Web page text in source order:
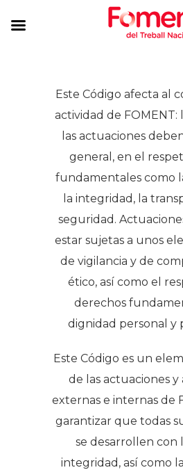
Este Código afecta al
actividad de
las actuaciones
general, en el
fundamentales como
la integridad, la
seguridad.
estar sujetas a unos
de vigilancia y de
ético, así como el
derechos
dignidad personal y
Este Código es un
de las actuaciones y
externas e internas de
garantizar que todas
se desarrollen con
integridad, así como